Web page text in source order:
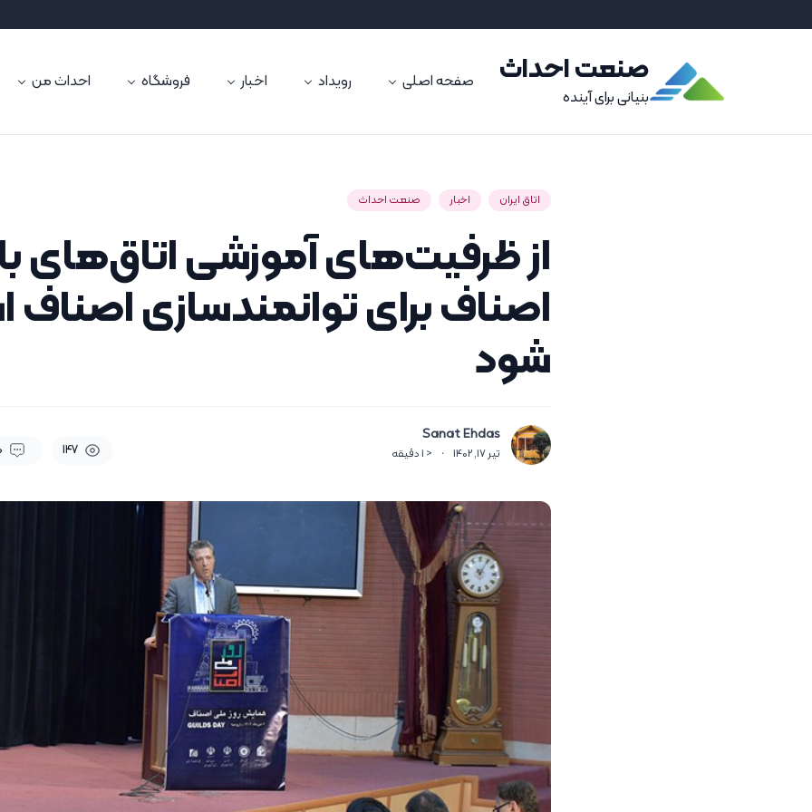
صنعت احداث
بنیانی برای آینده
صفحه اصلی رویداد اخبار فروشگاه احداث من
اتاق ایران اخبار صنعت احداث
از ظرفیت‌های آموزشی اتاق‌های
اصناف برای توانمندسازی اصناف
شود
Sanat Ehdas
تیر 17, 1402 ·
< 1 دقیقه 147